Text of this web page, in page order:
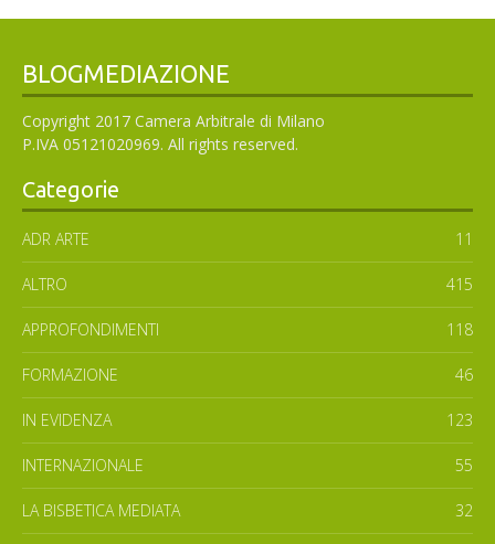
BLOGMEDIAZIONE
Copyright 2017 Camera Arbitrale di Milano
P.IVA 05121020969. All rights reserved.
Categorie
ADR ARTE 11
ALTRO 415
APPROFONDIMENTI 118
FORMAZIONE 46
IN EVIDENZA 123
INTERNAZIONALE 55
LA BISBETICA MEDIATA 32